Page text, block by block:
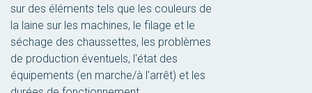
sur des éléments tels que les couleurs de
la laine sur les machines, le filage et le
séchage des chaussettes, les problèmes
de production éventuels, l'état des
équipements (en marche/à l'arrêt) et les